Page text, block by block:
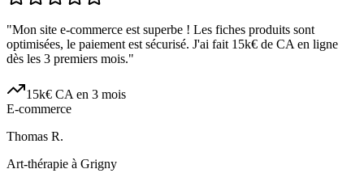
"Mon site e-commerce est superbe ! Les fiches produits sont
optimisées, le paiement est sécurisé. J'ai fait 15k€ de CA en ligne
dès les 3 premiers mois."
15k€ CA en 3 mois
E-commerce
Thomas R.
Art-thérapie à Grigny